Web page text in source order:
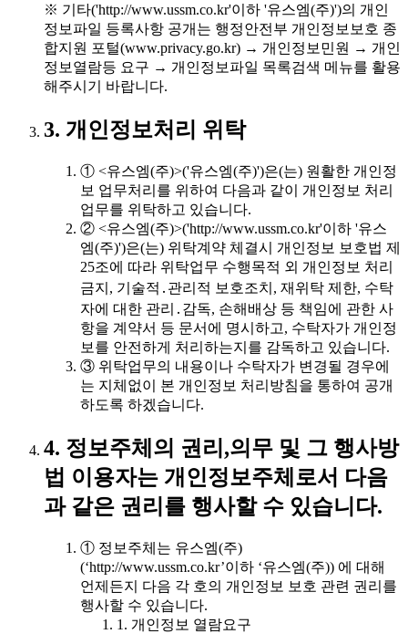
※ 기타('http://www.ussm.co.kr'이하 '유스엠(주)')의 개인
정보파일 등록사항 공개는 행정안전부 개인정보보호 종
합지원 포털(www.privacy.go.kr) → 개인정보민원 → 개인
정보열람등 요구 → 개인정보파일 목록검색 메뉴를 활용
해주시기 바랍니다.
3. 개인정보처리 위탁
① <유스엠(주)>('유스엠(주)')은(는) 원활한 개인정
보 업무처리를 위하여 다음과 같이 개인정보 처리
업무를 위탁하고 있습니다.
② <유스엠(주)>('http://www.ussm.co.kr'이하 '유스
엠(주)')은(는) 위탁계약 체결시 개인정보 보호법 제
25조에 따라 위탁업무 수행목적 외 개인정보 처리
금지, 기술적․관리적 보호조치, 재위탁 제한, 수탁
자에 대한 관리․감독, 손해배상 등 책임에 관한 사
항을 계약서 등 문서에 명시하고, 수탁자가 개인정
보를 안전하게 처리하는지를 감독하고 있습니다.
③ 위탁업무의 내용이나 수탁자가 변경될 경우에
는 지체없이 본 개인정보 처리방침을 통하여 공개
하도록 하겠습니다.
4. 정보주체의 권리,의무 및 그 행사방
법 이용자는 개인정보주체로서 다음
과 같은 권리를 행사할 수 있습니다.
① 정보주체는 유스엠(주)
(‘http://www.ussm.co.kr’이하 ‘유스엠(주)) 에 대해
언제든지 다음 각 호의 개인정보 보호 관련 권리를
행사할 수 있습니다.
1. 개인정보 열람요구